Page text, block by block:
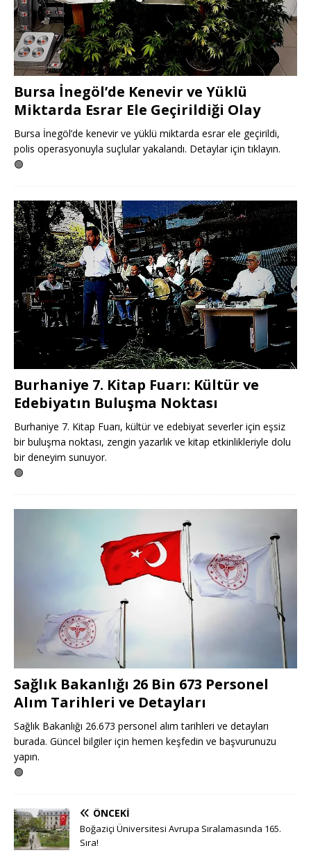
Bursa İnegöl’de Kenevir ve Yüklü
Miktarda Esrar Ele Geçirildiği Olay
Bursa İnegöl’de kenevir ve yüklü miktarda esrar ele geçirildi,
polis operasyonuyla suçlular yakalandı. Detaylar için tıklayın.
🟢
Burhaniye 7. Kitap Fuarı: Kültür ve
Edebiyatın Buluşma Noktası
Burhaniye 7. Kitap Fuarı, kültür ve edebiyat severler için eşsiz
bir buluşma noktası, zengin yazarlık ve kitap etkinlikleriyle dolu
bir deneyim sunuyor.
🟢
Sağlık Bakanlığı 26 Bin 673 Personel
Alım Tarihleri ve Detayları
Sağlık Bakanlığı 26.673 personel alım tarihleri ve detayları
burada. Güncel bilgiler için hemen keşfedin ve başvurunuzu
yapın.
🟢
ÖNCEKI
Boğaziçi Üniversitesi Avrupa Sıralamasında 165.
Sıra!